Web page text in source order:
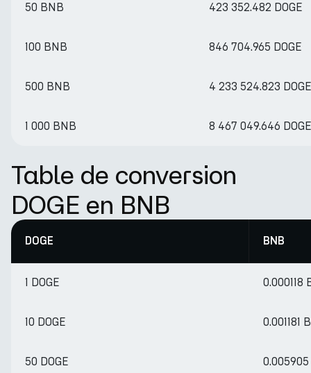
50 BNB 423 352.482 DOGE
100 BNB 846 704.965 DOGE
500 BNB 4 233 524.823 DOGE
1 000 BNB 8 467 049.646 DOGE
Table de conversion
DOGE en BNB
DOGE BNB
1 DOGE 0.000118
10 DOGE 0.001181
50 DOGE